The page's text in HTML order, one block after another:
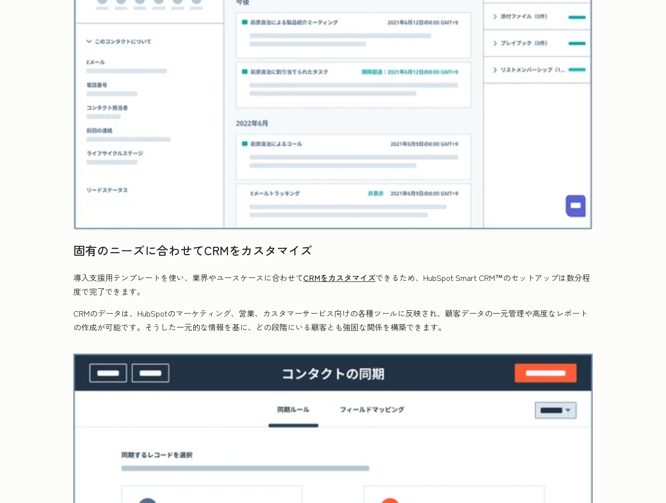
固有のニーズに合わせてCRMをカスタマイズ
導入支援用テンプレートを使い、業界やユースケースに合わせてCRMをカスタマイズできるため、HubSpot Smart CRM™のセットアップは数分程
度で完了できます。
CRMのデータは、HubSpotのマーケティング、営業、カスタマーサービス向けの各種ツールに反映され、顧客データの一元管理や高度なレポート
の作成が可能です。そうした一元的な情報を基に、どの段階にいる顧客とも強固な関係を構築できます。